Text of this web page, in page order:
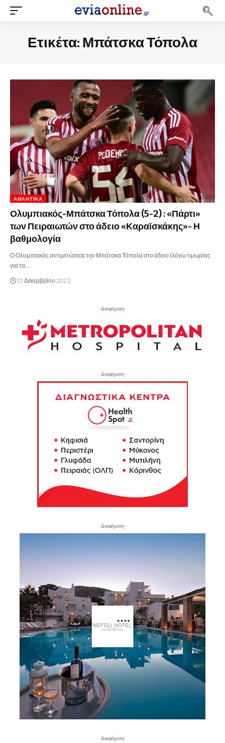
Ετικέτα: Μπάτσκα Τόπολα
ΑΘΛΗΤΙΚΆ
Ολυμπιακός-Μπάτσκα Τόπολα (5-2) : «Πάρτι»
των Πειραιωτών στο άδειο «Καραϊσκάκης»- Η
βαθμολογία
Ο Ολυμπιακός αντιμετώπισε την Μπάτσκα Τόπολα στο άδειο (λόγω τιμωρίας
για τα…
15 Δεκεμβρίου 2023
- Διαφήμιση -
- Διαφήμιση -
- Διαφήμιση -
- Διαφήμιση -